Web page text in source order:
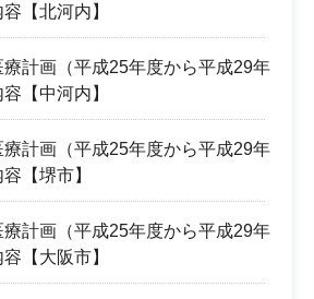
【北河内】
療計画（平成25年度から平成29年
【中河内】
療計画（平成25年度から平成29年
【堺市】
療計画（平成25年度から平成29年
【大阪市】